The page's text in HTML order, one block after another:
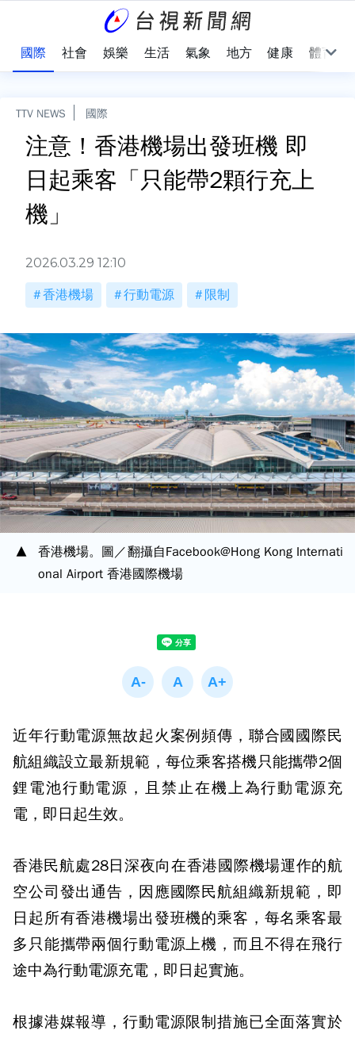
國際 社會 娛樂 生活 氣象 地方 健康 體育
TTV NEWS 國際
注意！香港機場出發班機 即
日起乘客「只能帶2顆行充上
機」
2026.03.29 12:10
香港機場 行動電源 限制
香港機場。圖／翻攝自Facebook@Hong Kong Internati
onal Airport 香港國際機場
近年行動電源無故起火案例頻傳，聯合國國際民
航組織設立最新規範，每位乘客搭機只能攜帶2個
鋰電池行動電源，且禁止在機上為行動電源充
電，即日起生效。
香港民航處28日深夜向在香港國際機場運作的航
空公司發出通告，因應國際民航組織新規範，即
日起所有香港機場出發班機的乘客，每名乘客最
多只能攜帶兩個行動電源上機，而且不得在飛行
途中為行動電源充電，即日起實施。
根據港媒報導，行動電源限制措施已全面落實於